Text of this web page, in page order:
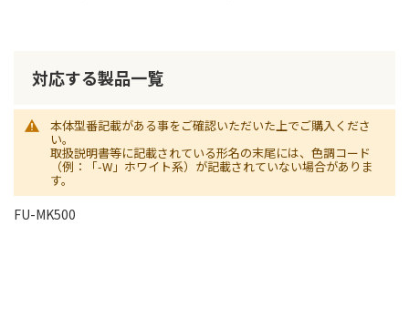
対応する製品一覧
本体型番記載がある事をご確認いただいた上でご購入くださ
い。
取扱説明書等に記載されている形名の末尾には、色調コード
（例：「-W」ホワイト系）が記載されていない場合がありま
す。
FU-MK500